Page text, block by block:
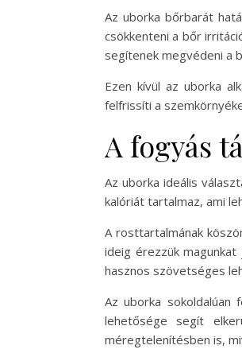
Az uborka bőrbarát
csökkenteni a bőr
segítenek megvédeni a
Ezen kívül az uborka
felfrissíti a
A fogyás
Az uborka ideális
kalóriát tartalmaz, ami
A rosttartalmának
ideig érezzük
hasznos szövetséges
Az uborka sokoldalúan
lehetősége segít
méregtelenítésben is,